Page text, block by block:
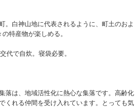
。白神山地に代表されるように、町土のおよ
特産物が楽しめる。
代で自炊。寝袋必要。
落は、地域活性化に熱心な集落です。高齢化
くれる仲間を受け入れています。とっても気